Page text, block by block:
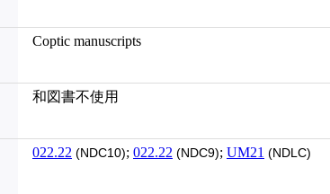
Coptic manuscripts
和図書不使用
022.22 (NDC10); 022.22 (NDC9); UM21 (NDLC)